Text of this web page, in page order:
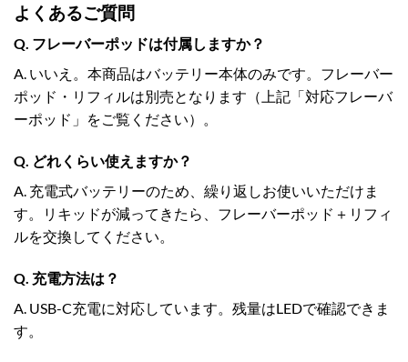
よくあるご質問
Q. フレーバーポッドは付属しますか？
A. いいえ。本商品はバッテリー本体のみです。フレーバー
ポッド・リフィルは別売となります（上記「対応フレーバ
ーポッド」をご覧ください）。
Q. どれくらい使えますか？
A. 充電式バッテリーのため、繰り返しお使いいただけま
す。リキッドが減ってきたら、フレーバーポッド＋リフィ
ルを交換してください。
Q. 充電方法は？
A. USB-C充電に対応しています。残量はLEDで確認できま
す。